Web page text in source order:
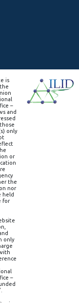
is
–
and
only
or
the
nor
held
for
only
–